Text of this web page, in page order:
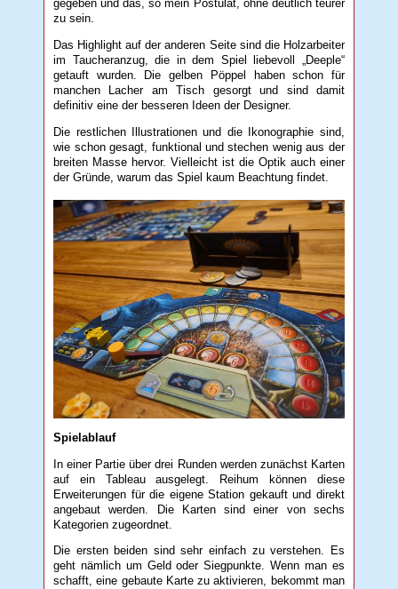
gegeben und das, so mein Postulat, ohne deutlich teurer
zu sein.
Das Highlight auf der anderen Seite sind die Holzarbeiter
im Taucheranzug, die in dem Spiel liebevoll „Deeple“
getauft wurden. Die gelben Pöppel haben schon für
manchen Lacher am Tisch gesorgt und sind damit
definitiv eine der besseren Ideen der Designer.
Die restlichen Illustrationen und die Ikonographie sind,
wie schon gesagt, funktional und stechen wenig aus der
breiten Masse hervor. Vielleicht ist die Optik auch einer
der Gründe, warum das Spiel kaum Beachtung findet.
Spielablauf
In einer Partie über drei Runden werden zunächst Karten
auf ein Tableau ausgelegt. Reihum können diese
Erweiterungen für die eigene Station gekauft und direkt
angebaut werden. Die Karten sind einer von sechs
Kategorien zugeordnet.
Die ersten beiden sind sehr einfach zu verstehen. Es
geht nämlich um Geld oder Siegpunkte. Wenn man es
schafft, eine gebaute Karte zu aktivieren, bekommt man